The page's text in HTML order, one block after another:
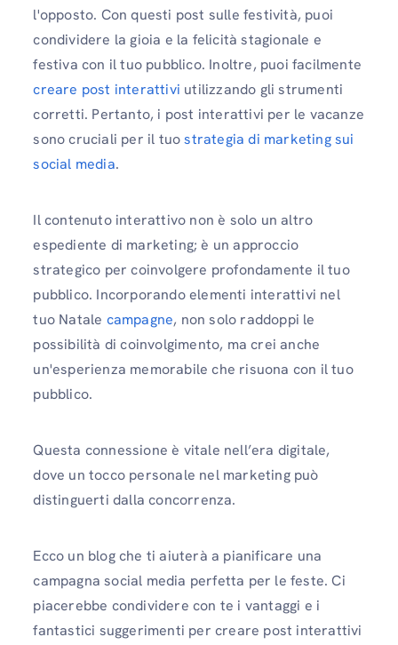
l'opposto. Con questi post sulle festività, puoi
condividere la gioia e la felicità stagionale e
festiva con il tuo pubblico. Inoltre, puoi facilmente
creare post interattivi utilizzando gli strumenti
corretti. Pertanto, i post interattivi per le vacanze
sono cruciali per il tuostrategia di marketing sui
social media.
Il contenuto interattivo non è solo un altro
espediente di marketing; è un approccio
strategico per coinvolgere profondamente il tuo
pubblico. Incorporando elementi interattivi nel
tuo Natale campagne, non solo raddoppi le
possibilità di coinvolgimento, ma crei anche
un'esperienza memorabile che risuona con il tuo
pubblico.
Questa connessione è vitale nell’era digitale,
dove un tocco personale nel marketing può
distinguerti dalla concorrenza.
Ecco un blog che ti aiuterà a pianificare una
campagna social media perfetta per le feste. Ci
piacerebbe condividere con te i vantaggi e i
fantastici suggerimenti per creare post interattivi